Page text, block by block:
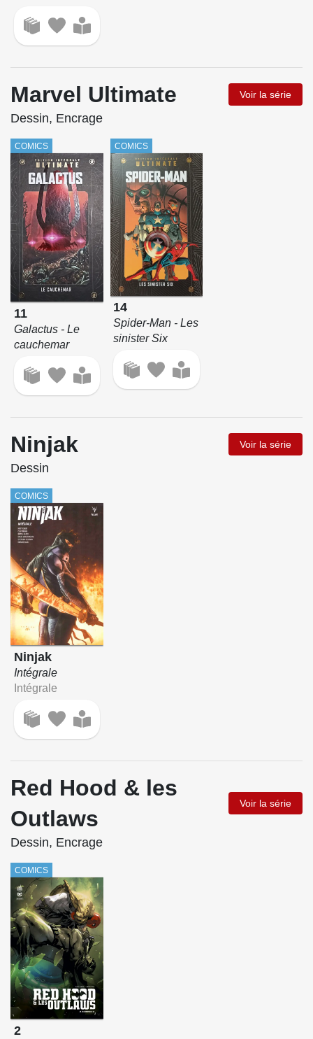
Marvel Ultimate Voir la série
Dessin, Encrage
COMICS
11
Galactus - Le
cauchemar
COMICS
14
Spider-Man - Les
sinister Six
Ninjak Voir la série
Dessin
COMICS
Ninjak
Intégrale
Intégrale
Red Hood & les
Outlaws
Voir la série
Dessin, Encrage
COMICS
2